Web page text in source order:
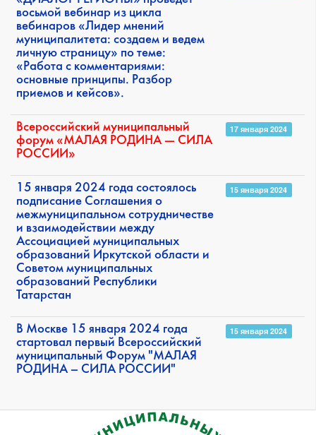
восьмой вебинар из цикла
вебинаров «Лидер мнений
муниципалитета: создаем и ведем
личную страницу» по теме:
«Работа с комментариями:
основные принципы. Разбор
приемов и кейсов».
Всероссийский муниципальный
форум «МАЛАЯ РОДИНА — СИЛА
РОССИИ»
17 января 2024
15 января 2024 года состоялось
подписание Соглашения о
межмуниципальном сотрудничестве
и взаимодействии между
Ассоциацией муниципальных
образований Иркутской области и
Советом муниципальных
образований Республики
Татарстан
15 января 2024
В Москве 15 января 2024 года
стартовал первый Всероссийский
муниципальный Форум "МАЛАЯ
РОДИНА – СИЛА РОССИИ"
15 января 2024